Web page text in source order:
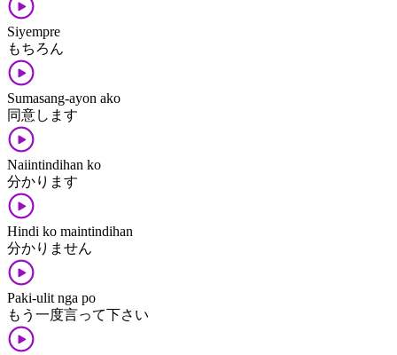
Siyempre
もちろん
Sumasang-ayon ako
同意します
Naiintindihan ko
分かります
Hindi ko maintindihan
分かりません
Paki-ulit nga po
もう一度言って下さい